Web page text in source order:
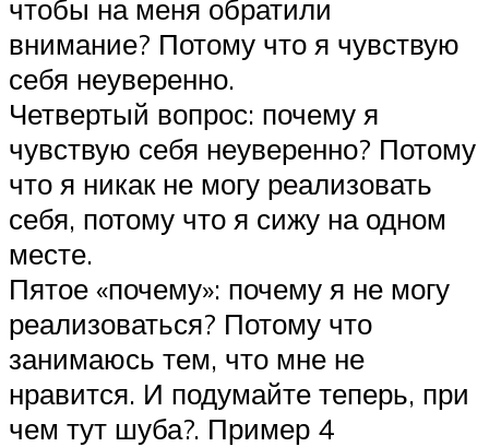
чтобы на меня обратили
внимание? Потому что я чувствую
себя неуверенно.
Четвертый вопрос: почему я
чувствую себя неуверенно? Потому
что я никак не могу реализовать
себя, потому что я сижу на одном
месте.
Пятое «почему»: почему я не могу
реализоваться? Потому что
занимаюсь тем, что мне не
нравится. И подумайте теперь, при
чем тут шуба?. Пример 4